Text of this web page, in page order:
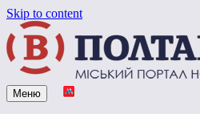
Skip to content
Vpoltave.info
Полтавський портал новин
Меню